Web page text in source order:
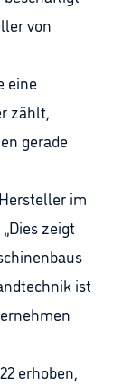
von
eine
zählt,
gerade
im
zeigt
ist
erhoben,